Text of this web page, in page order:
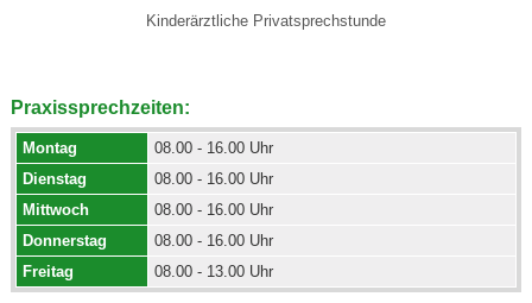
Kinderärztliche Privatsprechstunde
Praxissprechzeiten:
Montag
08.00 - 16.00 Uhr
Dienstag
08.00 - 16.00 Uhr
Mittwoch
08.00 - 16.00 Uhr
Donnerstag
08.00 - 16.00 Uhr
Freitag
08.00 - 13.00 Uhr